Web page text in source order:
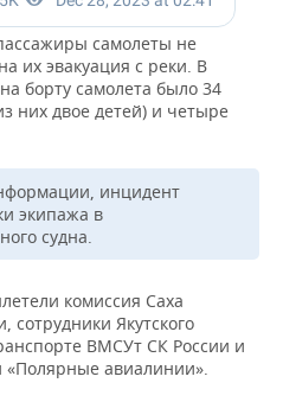
самолеты не
их эвакуация с реки. В
борту самолета было 34
них двое детей) и четыре
инцидент
экипажа в
судна.
комиссия Саха
сотрудники Якутского
ВМСУт СК России и
«Полярные авиалинии».